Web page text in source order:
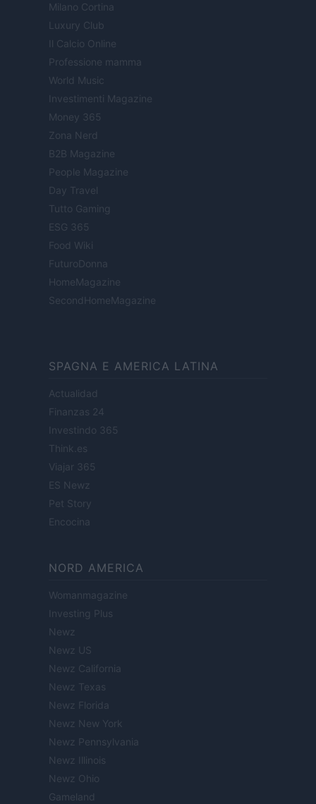
Milano Cortina
Luxury Club
Il Calcio Online
Professione mamma
World Music
Investimenti Magazine
Money 365
Zona Nerd
B2B Magazine
People Magazine
Day Travel
Tutto Gaming
ESG 365
Food Wiki
FuturoDonna
HomeMagazine
SecondHomeMagazine
SPAGNA E AMERICA LATINA
Actualidad
Finanzas 24
Investindo 365
Think.es
Viajar 365
ES Newz
Pet Story
Encocina
NORD AMERICA
Womanmagazine
Investing Plus
Newz
Newz US
Newz California
Newz Texas
Newz Florida
Newz New York
Newz Pennsylvania
Newz Illinois
Newz Ohio
Gameland